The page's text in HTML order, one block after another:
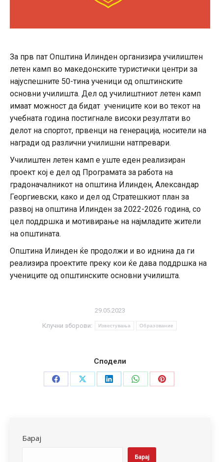
За прв пат Општина Илинден организира училиштен
летен камп во македонските туристички центри за
најуспешните 50-тина ученици од општинските
основни училишта. Дел од училиштниот летен камп
имаат можност да бидат учениците кои во текот на
учебната година постигнале високи резултати во
делот на спортот, првенци на генерација, носители на
награди од различни училишни натпревари.
Училиштен летен камп е уште еден реализиран
проект кој е дел од Програмата за работа на
градоначалникот на општина Илинден, Александар
Георгиевски, како и дел од Стратешкиот план за
развој на општина Илинден за 2022-2026 година, со
цел поддршка и мотивирање на најмладите жители
на општината.
Општина Илинден ќе продолжи и во иднина да ги
реализира проектите преку кои ќе дава поддршка на
учениците од општинските основни училишта.
29.05.2023
Клучни зборови: Известувања Образование
Сподели
Share
Share
Share
Share
Share
Барај
Барај